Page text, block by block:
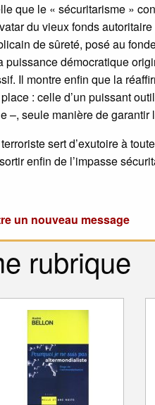
que le « sécuritarisme »
du vieux fonds
de sûreté, posé au
puissance démocratique
Il montre enfin que la
: celle d’un puissant
–, seule manière de garantir
sert d’exutoire à
enfin de l’impasse
un nouveau message
rubrique